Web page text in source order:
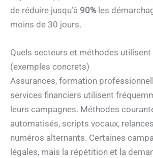
de réduire jusqu’à 90%les
moins de 30 jours.
Quels secteurs et méthodes utilisent
(exemples concrets)
Assurances, formation
services financiers utilisent
leurs campagnes. Méthodes
automatisés, scripts vocaux,
numéros alternants. Certaines
légales, mais la répétition et la